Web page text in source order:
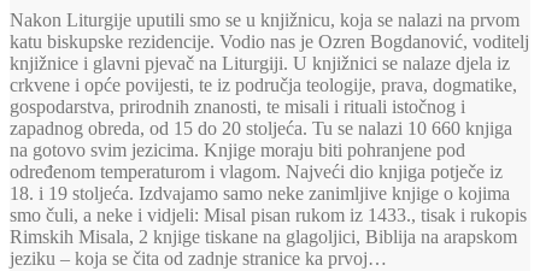
Nakon Liturgije uputili smo se u knjižnicu, koja se nalazi na prvom
katu biskupske rezidencije. Vodio nas je Ozren Bogdanović, voditelj
knjižnice i glavni pjevač na Liturgiji. U knjižnici se nalaze djela iz
crkvene i opće povijesti, te iz područja teologije, prava, dogmatike,
gospodarstva, prirodnih znanosti, te misali i rituali istočnog i
zapadnog obreda, od 15 do 20 stoljeća. Tu se nalazi 10 660 knjiga
na gotovo svim jezicima. Knjige moraju biti pohranjene pod
određenom temperaturom i vlagom. Najveći dio knjiga potječe iz
18. i 19 stoljeća. Izdvajamo samo neke zanimljive knjige o kojima
smo čuli, a neke i vidjeli: Misal pisan rukom iz 1433., tisak i rukopis
Rimskih Misala, 2 knjige tiskane na glagoljici, Biblija na arapskom
jeziku – koja se čita od zadnje stranice ka prvoj…